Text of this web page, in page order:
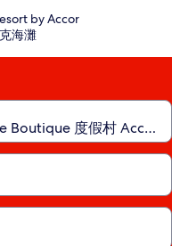
by Accor
海灘